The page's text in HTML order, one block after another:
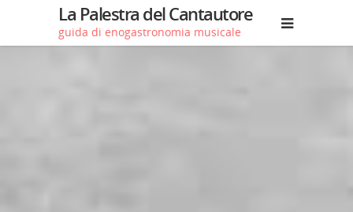
La Palestra del Cantautore
guida di enogastronomia musicale